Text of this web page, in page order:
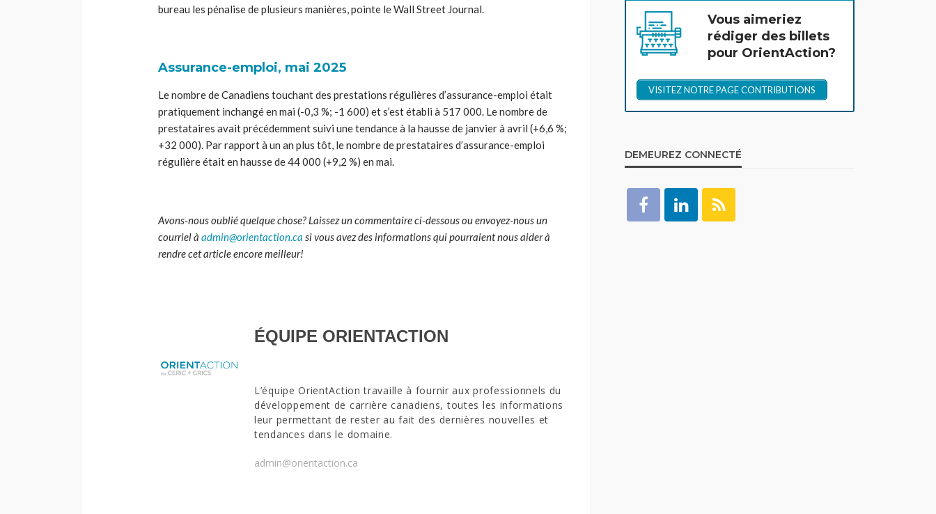
bureau les pénalise de plusieurs manières, pointe le Wall Street Journal.
Assurance-emploi, mai 2025
Le nombre de Canadiens touchant des prestations régulières d’assurance-emploi était
pratiquement inchangé en mai (-0,3 %; -1 600) et s’est établi à 517 000. Le nombre de
prestataires avait précédemment suivi une tendance à la hausse de janvier à avril (+6,6 %;
+32 000). Par rapport à un an plus tôt, le nombre de prestataires d’assurance-emploi
régulière était en hausse de 44 000 (+9,2 %) en mai.
Avons-nous oublié quelque chose? Laissez un commentaire ci-dessous ou envoyez-nous un
courriel à admin@orientaction.ca si vous avez des informations qui pourraient nous aider à
rendre cet article encore meilleur!
ÉQUIPE ORIENTACTION
L’équipe OrientAction travaille à fournir aux professionnels du
développement de carrière canadiens, toutes les informations
leur permettant de rester au fait des dernières nouvelles et
tendances dans le domaine.
admin@orientaction.ca
Vous aimeriez
rédiger des billets
pour OrientAction?
VISITEZ NOTRE PAGE CONTRIBUTIONS
DEMEUREZ CONNECTÉ